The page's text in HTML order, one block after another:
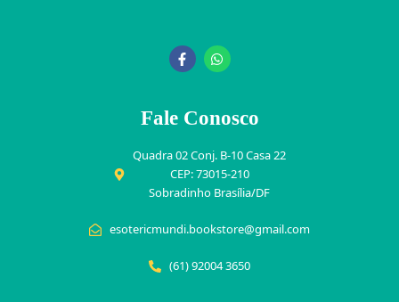
Fale Conosco
Quadra 02 Conj. B-10 Casa 22
CEP: 73015-210
Sobradinho Brasília/DF
esotericmundi.bookstore@gmail.com
(61) 92004 3650